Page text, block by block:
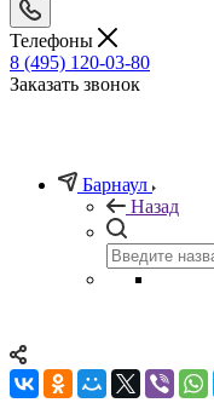
Телефоны
8 (495) 120-03-80
Заказать звонок
Барнаул
Назад